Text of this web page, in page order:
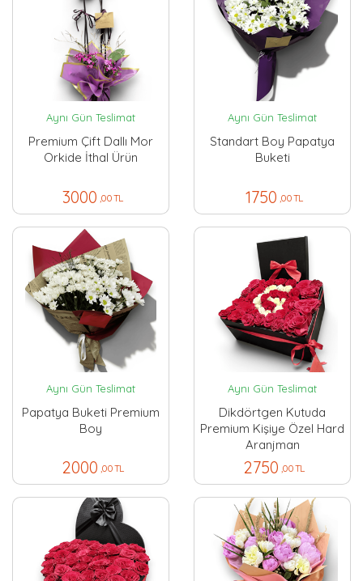
Aynı Gün Teslimat
Premium Çift Dallı Mor
Orkide İthal Ürün
3000 ,00 TL
Aynı Gün Teslimat
Standart Boy Papatya
Buketi
1750 ,00 TL
Aynı Gün Teslimat
Papatya Buketi Premium
Boy
2000 ,00 TL
Aynı Gün Teslimat
Dikdörtgen Kutuda
Premium Kişiye Özel Hard
Aranjman
2750 ,00 TL